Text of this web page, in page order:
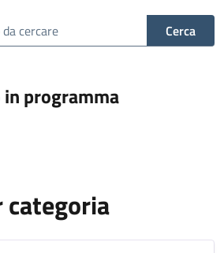
Cerca
programma
categoria